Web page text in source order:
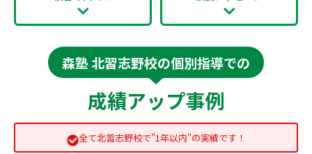
森塾 北習志野校の個別指導での
成績アップ事例
全て北習志野校で"1年以内"の実績です！